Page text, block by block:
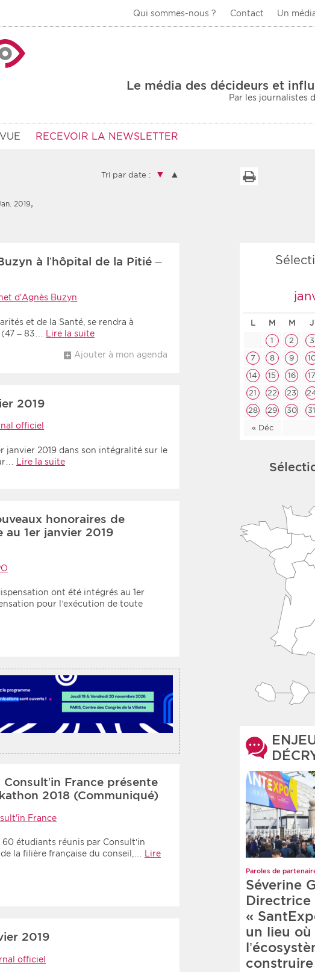
Qui sommes-nous ? Contact Un
Le média des décideurs et
Par les journalistes
RECEVOIR LA NEWSLETTER
Communiqués Sanitaire
Période
Choisir une date de débutChoisir une date de fin Chronologique
Inversé
2019,
Tri par date : ▼ ▲
à l’hôpital de la Pitié –
d'Agnès Buzyn
et de la Santé, se rendra à
(47 – 83…
Lire la suite
Ajouter à mon agenda
2019
officiel
janvier 2019 dans son intégralité sur le
Lire la suite
honoraires de
1er janvier 2019
ont été intégrés au 1er
pour l’exécution de toute
France présente
2018 (Communiqué)
France
étudiants réunis par Consult’in
la filière française du conseil,… Lire
2019
officiel
L M M J
« Déc
1 2 3
7
8 9
14
15 16 17
21
22 23
28
29 30 31
Paroles de
Séverine
Directrice
«
un lieu où
construire